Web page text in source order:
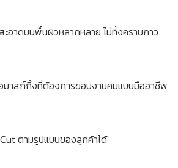
อาดบนพื้นผิวหลากหลาย ไม่ทิ้งคราบกาว
อมาสก์กิ้งที่ต้องการขอบงานคมแบบมืออาชีพ
ตามรูปแบบของลูกค้าได้